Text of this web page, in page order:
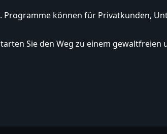
können für Privatkunden,
Sie den Weg zu einem gewaltfreien